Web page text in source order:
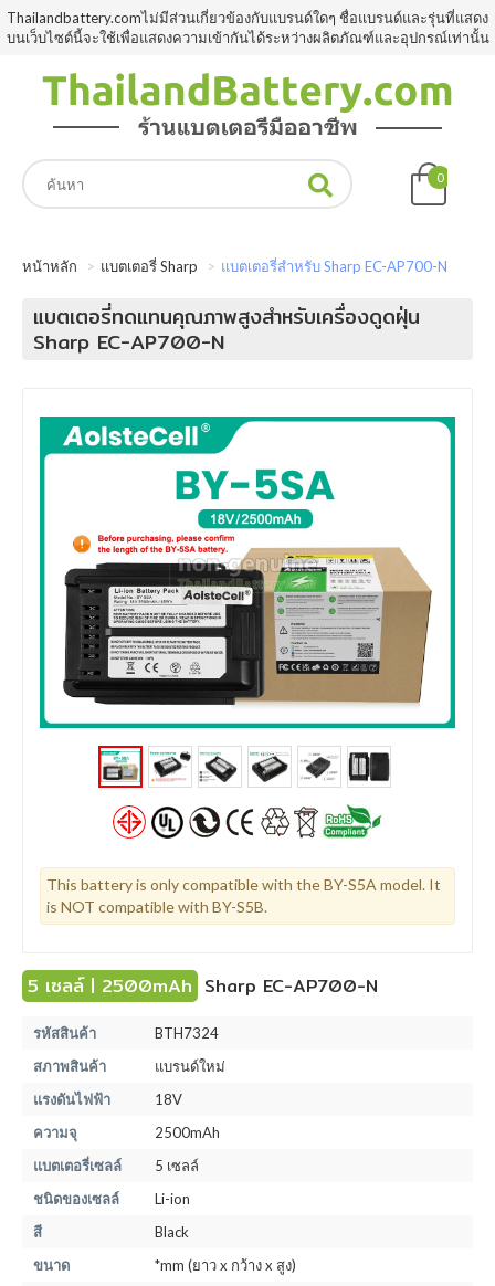
Thailandbattery.comไม่มีส่วนเกี่ยวข้องกับแบรนด์ใดๆ ชื่อแบรนด์และรุ่นที่แสดง
บนเว็บไซต์นี้จะใช้เพื่อแสดงความเข้ากันได้ระหว่างผลิตภัณฑ์และอุปกรณ์เท่านั้น
0
หน้าหลัก แบตเตอรี่ Sharp แบตเตอรี่สำหรับ Sharp EC-AP700-N
แบตเตอรี่ทดแทนคุณภาพสูงสำหรับเครื่องดูดฝุ่น
Sharp EC-AP700-N
This battery is only compatible with the BY-S5A model. It
is NOT compatible with BY-S5B.
5 เซลล์ | 2500mAh Sharp EC-AP700-N
รหัสสินค้า
BTH7324
สภาพสินค้า
แบรนด์ใหม่
แรงดันไฟฟ้า
18V
ความจุ
2500mAh
แบตเตอรี่เซลล์
5 เซลล์
ชนิดของเซลล์
Li-ion
สี
Black
ขนาด
*mm (ยาว x กว้าง x สูง)